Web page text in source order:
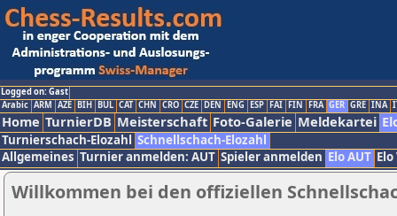
Logged on: Gast
Arabic ARM AZE BIH BUL CAT CHN CRO CZE DEN ENG ESP FAI FIN FRA GER GRE INA
Home TurnierDB Meisterschaft Foto-Galerie Meldekartei
Turnierschach-Elozahl Schnellschach-Elozahl
Allgemeines Turnier anmelden: AUT Spieler anmelden Elo AUT
Willkommen bei den offiziellen